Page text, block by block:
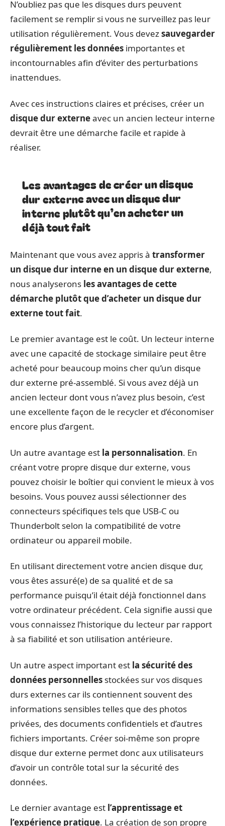
N’oubliez pas que les disques durs peuvent
facilement se remplir si vous ne surveillez pas leur
utilisation régulièrement. Vous devezsauvegarder
régulièrement les données importantes et
incontournables afin d’éviter des perturbations
inattendues.
Avec ces instructions claires et précises, créer un
disque dur externeavec un ancien lecteur interne
devrait être une démarche facile et rapide à
réaliser.
Les avantages de créer un disque
dur externe avec un disque dur
interne plutôt qu’en acheter un
déjà tout fait
Maintenant que vous avez appris à transformer
un disque dur interne en un disque dur externe,
nous analyserons les avantages de cette
démarche plutôt que d’acheter un disque dur
externe tout fait.
Le premier avantage est le coût. Un lecteur interne
avec une capacité de stockage similaire peut être
acheté pour beaucoup moins cher qu’un disque
dur externe pré-assemblé. Si vous avez déjà un
ancien lecteur dont vous n’avez plus besoin, c’est
une excellente façon de le recycler et d’économiser
encore plus d’argent.
Un autre avantage est la personnalisation. En
créant votre propre disque dur externe, vous
pouvez choisir le boîtier qui convient le mieux à vos
besoins. Vous pouvez aussi sélectionner des
connecteurs spécifiques tels que USB-C ou
Thunderbolt selon la compatibilité de votre
ordinateur ou appareil mobile.
En utilisant directement votre ancien disque dur,
vous êtes assuré(e) de sa qualité et de sa
performance puisqu’il était déjà fonctionnel dans
votre ordinateur précédent. Cela signifie aussi que
vous connaissez l’historique du lecteur par rapport
à sa fiabilité et son utilisation antérieure.
Un autre aspect important est la sécurité des
données personnelles stockées sur vos disques
durs externes car ils contiennent souvent des
informations sensibles telles que des photos
privées, des documents confidentiels et d’autres
fichiers importants. Créer soi-même son propre
disque dur externe permet donc aux utilisateurs
d’avoir un contrôle total sur la sécurité des
données.
Le dernier avantage est l’apprentissage et
l’expérience pratique. La création de son propre